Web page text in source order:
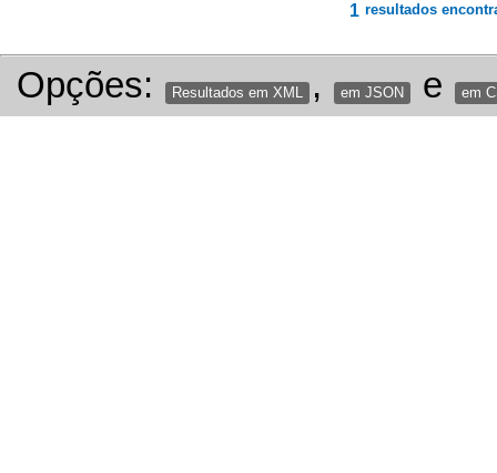
1 resultados
Opções: Resultados em XML , em JSON e em